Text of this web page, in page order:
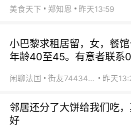
美食天下 郑知恩 昨天13:59
小巴黎求租居留，女，餐
年龄40至45。有意者联系
闲聊法国 街友74434350 昨天
邻居还分了大饼给我们吃
好